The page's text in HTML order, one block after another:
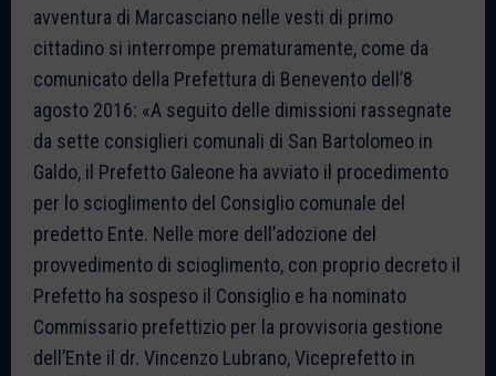
avventura di Marcasciano nelle vesti di primo
cittadino si interrompe prematuramente, come da
comunicato della Prefettura di Benevento dell’8
agosto 2016: «A seguito delle dimissioni rassegnate
da sette consiglieri comunali di San Bartolomeo in
Galdo, il Prefetto Galeone ha avviato il procedimento
per lo scioglimento del Consiglio comunale del
predetto Ente. Nelle more dell’adozione del
provvedimento di scioglimento, con proprio decreto il
Prefetto ha sospeso il Consiglio e ha nominato
Commissario prefettizio per la provvisoria gestione
dell’Ente il dr. Vincenzo Lubrano, Viceprefetto in